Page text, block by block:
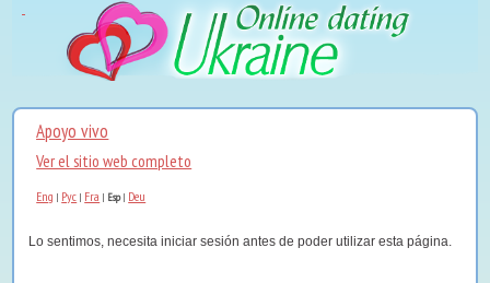
Apoyo vivo
Ver el sitio web completo
Eng | Рус | Fra | Esp| Deu
Lo sentimos, necesita iniciar sesión antes de poder utilizar esta página.